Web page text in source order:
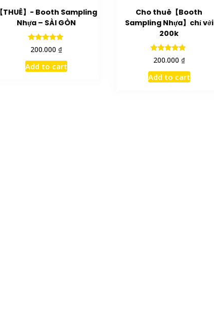
【THUÊ】- Booth Sampling
Nhựa – SÀI GÒN
Rated
5.00
out of 5
200.000 ₫
Add to cart
Cho thuê【Booth
Sampling Nhựa】chỉ với
200k
Rated
5.00
out of 5
200.000 ₫
Add to cart